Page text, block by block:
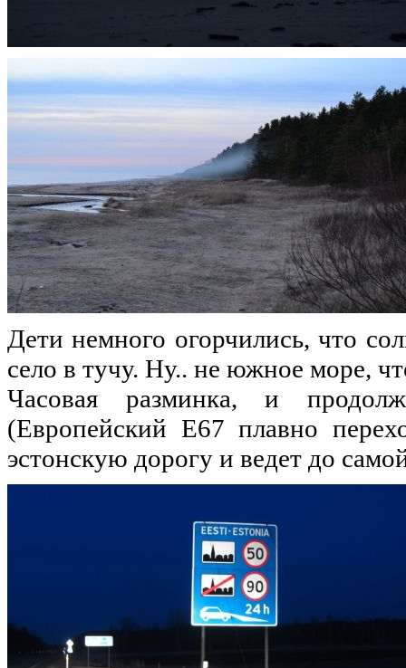
Дети немного огорчились, что
село в тучу. Ну.. не южное море,
Часовая разминка, и
(Европейский Е67 плавно
эстонскую дорогу и ведет до